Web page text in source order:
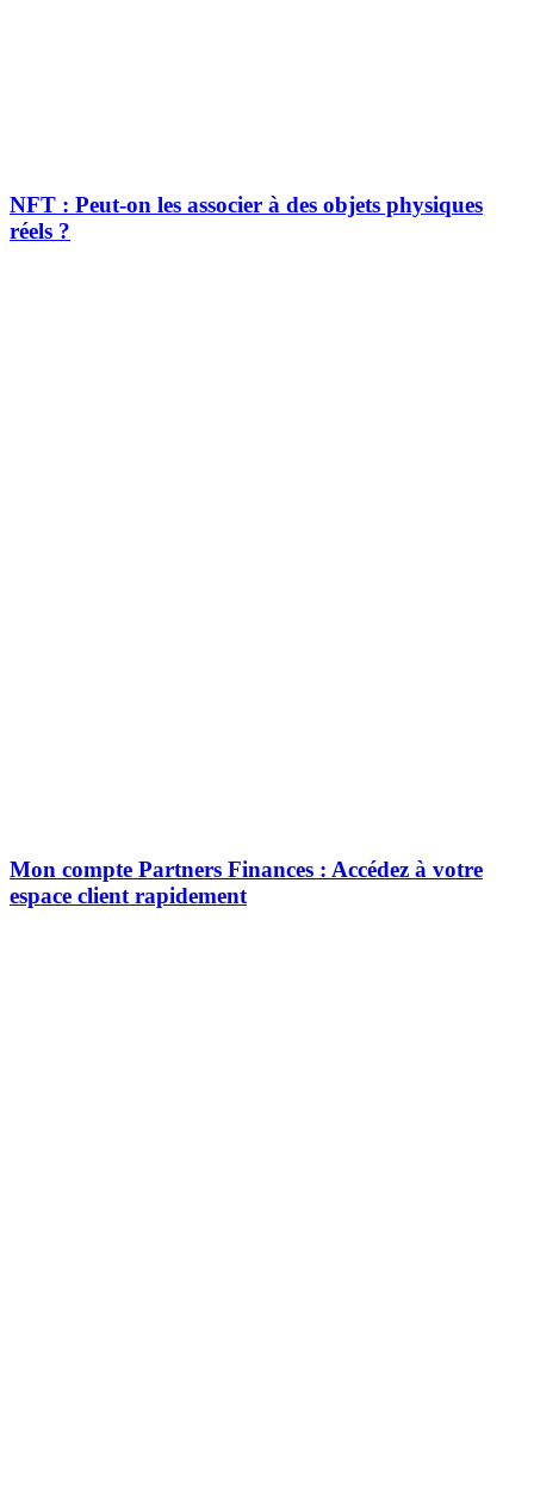
NFT : Peut-on les associer à des objets physiques
réels ?
Mon compte Partners Finances : Accédez à votre
espace client rapidement